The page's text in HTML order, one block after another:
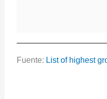
Fuente: List of highest